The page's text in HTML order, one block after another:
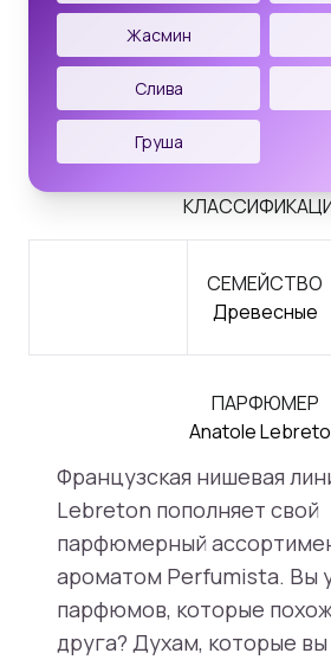
Жасмин
Слива
Груша
СЕМЕЙСТВО
Древесные
ПАРФЮМЕР
Anatole
Французская нишевая
Lebreton пополняет свой
парфюмерный
ароматом Perfumista. Вы
парфюмов, которые
друга? Духам, которые